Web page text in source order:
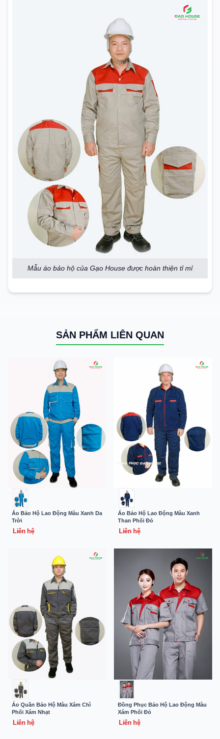
Mẫu áo bảo hộ của Gạo House được hoàn thiện tỉ mỉ
SẢN PHẨM LIÊN QUAN
Áo Bảo Hộ Lao Động Màu Xanh Da
Trời
Liên hệ
Áo Bảo Hộ Lao Động Màu Xanh
Than Phối Đỏ
Liên hệ
Áo Quần Bảo Hộ Màu Xám Chì
Phối Xám Nhạt
Liên hệ
Đồng Phục Bảo Hộ Lao Động Màu
Xám Phối Đỏ
Liên hệ